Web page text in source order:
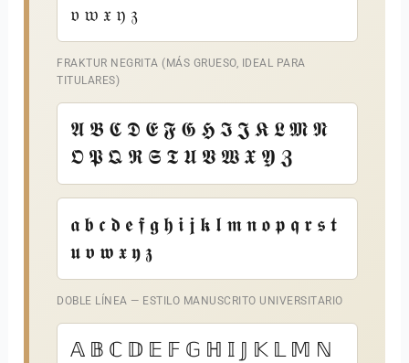
𝔳 𝔴 𝔵 𝔶 𝔷
FRAKTUR NEGRITA (MÁS GRUESO, IDEAL PARA
TITULARES)
𝕬 𝕭 𝕮 𝕯 𝕰 𝕱 𝕲 𝕳 𝕴 𝕵 𝕶 𝕷 𝕸 𝕹
𝕺 𝕻 𝕼 𝕽 𝕾 𝕿 𝖀 𝖁 𝖂 𝖃 𝖄 𝖅
𝖆 𝖇 𝖈 𝖉 𝖊 𝖋 𝖌 𝖍 𝖎 𝖏 𝖐 𝖑 𝖒 𝖓 𝖔 𝖕 𝖖 𝖗 𝖘 𝖙
𝖚 𝖛 𝖜 𝖝 𝖞 𝖟
DOBLE LÍNEA — ESTILO MANUSCRITO UNIVERSITARIO
𝔸 𝔹 ℂ 𝔻 𝔼 𝔽 𝔾 ℍ 𝕀 𝕁 𝕂 𝕃 𝕄 ℕ